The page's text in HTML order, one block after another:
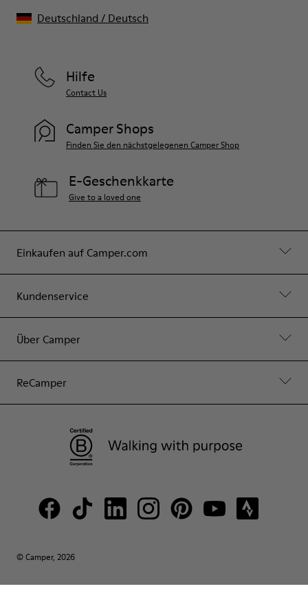
Einkaufen auf Camper.com
Kundenservice
Über Camper
ReCamper
Hilfe
Contact Us
Camper Shops
Finden Sie den nächstgelegenen Camper Shop
E-Geschenkkarte
Give to a loved one
© Camper, 2026
Deutschland / Deutsch